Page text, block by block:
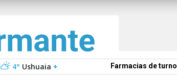
4° Ushuaia + Farmacias de turno